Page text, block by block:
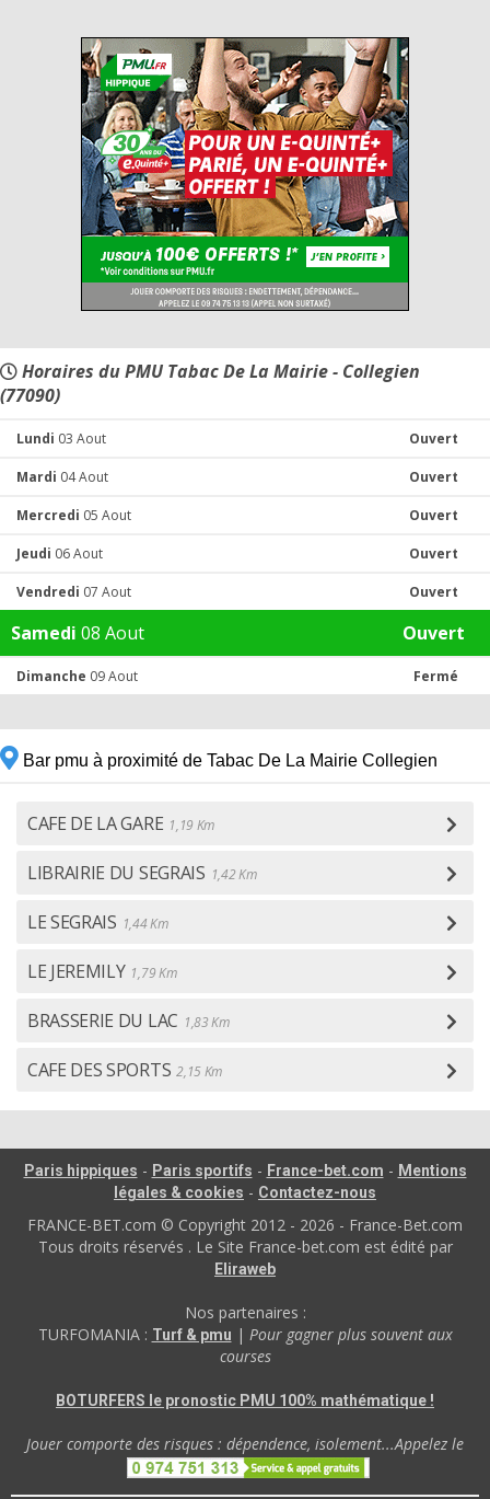
Horaires du PMU Tabac De La Mairie - Collegien
(77090)
Lundi 03 Aout Ouvert
Mardi 04 Aout Ouvert
Mercredi 05 Aout Ouvert
Jeudi 06 Aout Ouvert
Vendredi 07 Aout Ouvert
Samedi 08 Aout Ouvert
Dimanche 09 Aout Fermé
Bar pmu à proximité de Tabac De La Mairie Collegien
CAFE DE LA GARE 1,19 Km
LIBRAIRIE DU SEGRAIS 1,42 Km
LE SEGRAIS 1,44 Km
LE JEREMILY 1,79 Km
BRASSERIE DU LAC 1,83 Km
CAFE DES SPORTS 2,15 Km
Paris hippiques - Paris sportifs - France-bet.com - Mentions
légales & cookies - Contactez-nous
FRANCE-BET.com © Copyright 2012 - 2026 - France-Bet.com
Tous droits réservés . Le Site France-bet.com est édité par
Eliraweb
Nos partenaires :
TURFOMANIA : Turf & pmu | Pour gagner plus souvent aux
courses
BOTURFERS le pronostic PMU 100% mathématique !
Jouer comporte des risques : dépendence, isolement...Appelez le